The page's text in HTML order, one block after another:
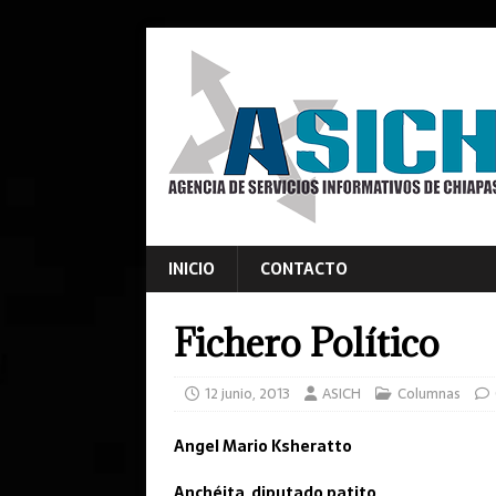
INICIO CONTACTO
Fichero Político
12 junio, 2013 ASICH Columnas
Angel Mario Ksheratto